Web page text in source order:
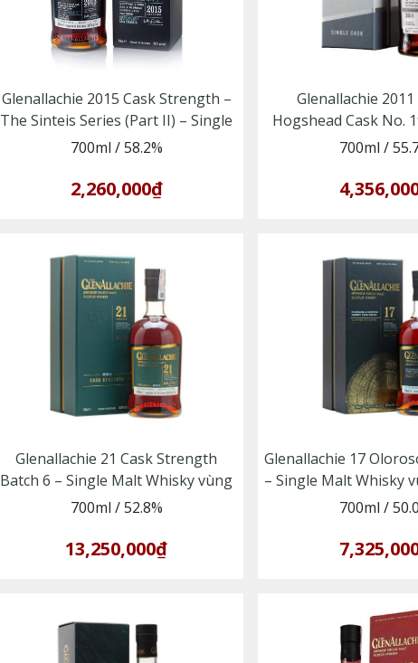
Glenallachie 2015 Cask Strength –
The Sinteis Series (Part II) – Single
Malt Whisky vùng Speyside
700ml /58.2%
2,260,000₫
Glenallachie
Hogshead Cask No.
Malt Whisky vùng
700ml /
Glenallachie 21 Cask Strength
Batch 6 – Single Malt Whisky vùng
Speyside
700ml /52.8%
13,250,000₫
Glenallachie 17
– Single Malt Whisky
700ml /